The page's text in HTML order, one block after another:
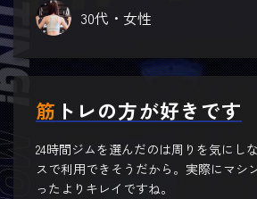
30代・女性
筋トレの方が好きです
24時間ジムを選んだのは周りを気にし
スで利用できそうだから。実際にマシ
ったよりキレイですね。